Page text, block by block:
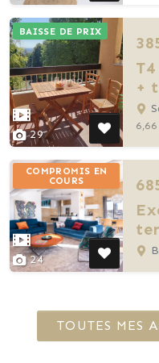
29
BAISSE DE PRIX
+
6,66
24
COMPROMIS EN
COURS
TOUTES MES